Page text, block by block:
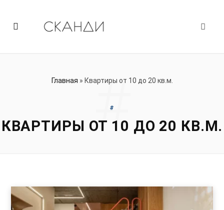
Главная » Квартиры от 10 до 20 кв.м.
#
КВАРТИРЫ ОТ 10 ДО 20 КВ.М.
#